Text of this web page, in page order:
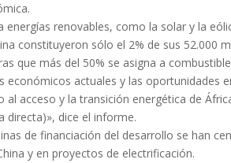
energías renovables, como la solar y la
constituyeron sólo el 2% de sus 52.000
que más del 50% se asigna a
económicos actuales y las oportunidades
al acceso y la transición energética de
directa)», dice el informe.
de financiación del desarrollo se han
y en proyectos de electrificación.